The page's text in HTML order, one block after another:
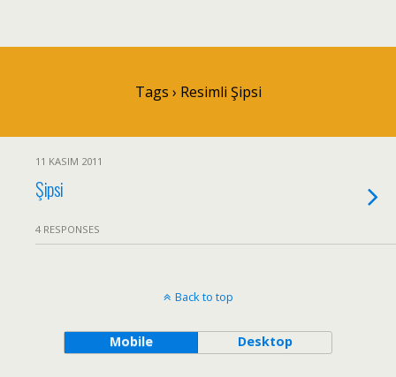
Tags › Resimli Şipsi
11 KASIM 2011
Şipsi
4 RESPONSES
Back to top
Mobile Desktop